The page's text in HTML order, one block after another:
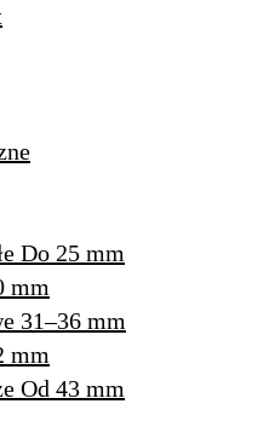
Do 25 mm
mm
31–36 mm
mm
Od 43 mm